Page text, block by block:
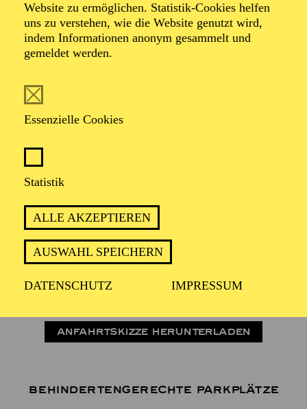
Website zu ermöglichen. Statistik-Cookies helfen
uns zu verstehen, wie die Website genutzt wird,
indem Informationen anonym gesammelt und
gemeldet werden.
Essenzielle Cookies
Statistik
ALLE AKZEPTIEREN
AUSWAHL SPEICHERN
DATENSCHUTZ IMPRESSUM
Philharmonie Essen Conference Center
Huyssenallee 53
45128 Essen
Philharmonie. In der Tiefgarage Saalbau (Tagesentgelt
13,00 €) und in der Tiefgarage Philharmonie
(Tagesentgelt 6,00 €) können Sie parken.
Zieladressen fürs Navigationssystem
Tiefgarage Saalbau: Huyssenallee 53, 45128 Essen
Essen
ANFAHRTSKIZZE HERUNTERLADEN
Behindertengerechte Parkplätze